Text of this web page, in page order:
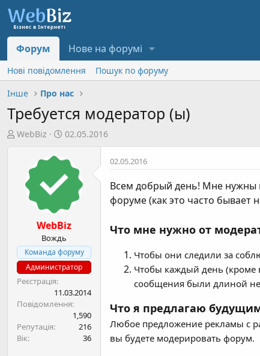
Форум Нове на форумі
Нові повідомлення
Пошук по форуму
Інше
Про нас
Требуется модератор (ы)
А
WebBiz
Д
т
а
с
в
о
е
н
н
02.05.2016
WebBiz
Вождь
Команда форуму
Администратор
Реєстрація
11.03.2014
Повідомлення
1,590
Репутація
216
Вік
36
02.05.2016
Всем добрый день! Мне нужны
форуме (как это часто бывает
Что мне нужно от
Чтобы они следили за
Чтобы каждый день (кроме
сообщения были длиной
Что я предлагаю
Любое предложение рекламы с
вы будете модерировать форум.